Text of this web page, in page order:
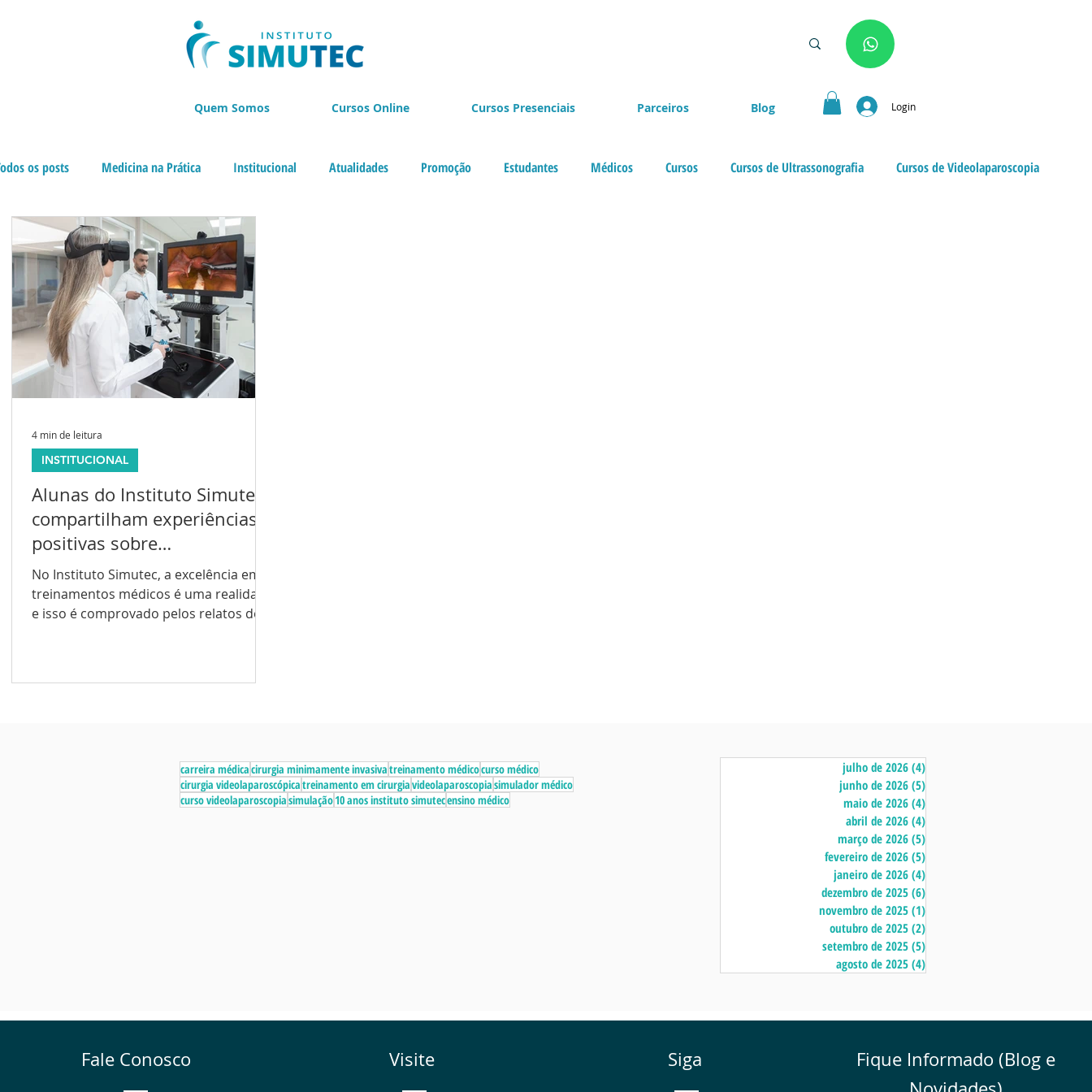
Quem Somos Cursos Online Cursos Presenciais Parceiros Blog Login
os posts Medicina na Prática Institucional Atualidades Promoção Estudantes Médicos Cursos Cursos de Ultrassonografia Cursos de Videolaparoscopia
Cursos de Endoscopia BLACK NOVEMBER
Alunas do Instituto Simutec
compartilham experiências
positivas sobre
treinamentos médicos
No Instituto Simutec, a excelência em
treinamentos médicos é uma realidade
e isso é comprovado pelos relatos dos
INSTITUCIONAL
4 min de leitura
carreira médicacirurgia minimamente invasivatreinamento médicocurso médico
cirurgia videolaparoscópicatreinamento em cirurgiavideolaparoscopiasimulador médico
curso videolaparoscopiasimulação10 anos instituto simutecensino médico
julho de 2026 (4)
junho de 2026 (5)
maio de 2026 (4)
abril de 2026 (4)
março de 2026 (5)
fevereiro de 2026 (5)
janeiro de 2026 (4)
dezembro de 2025 (6)
novembro de 2025 (1)
outubro de 2025 (2)
setembro de 2025 (5)
agosto de 2025 (4)
Fale Conosco Visite Siga
Fique Informado (Blog e